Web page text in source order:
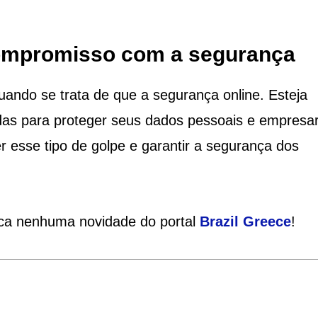
com a segurança
se trata de que a segurança online. Esteja
para proteger seus dados pessoais e
esse tipo de golpe e garantir a segurança dos
nenhuma novidade do portal Brazil Greece!